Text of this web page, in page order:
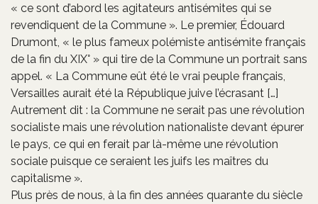
« ce sont d’abord les agitateurs antisémites qui se
revendiquent de la Commune ». Le premier, Édouard
Drumont, « le plus fameux polémiste antisémite français
de la fin du XIX° » qui tire de la Commune un portrait sans
appel. « La Commune eût été le vrai peuple français,
Versailles aurait été la République juive l’écrasant […]
Autrement dit : la Commune ne serait pas une révolution
socialiste mais une révolution nationaliste devant épurer
le pays, ce qui en ferait par là-même une révolution
sociale puisque ce seraient les juifs les maîtres du
capitalisme ».
Plus près de nous, à la fin des années quarante du siècle